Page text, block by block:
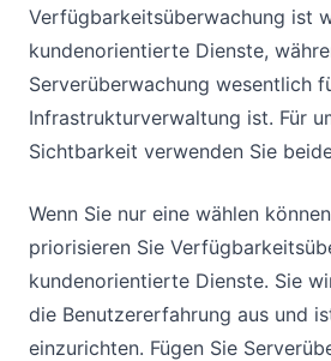
Verfügbarkeitsüberwachung ist
kundenorientierte Dienste,
Serverüberwachung wesentlich
Infrastrukturverwaltung ist. Für
Sichtbarkeit verwenden Sie
Wenn Sie nur eine wählen
priorisieren Sie
kundenorientierte Dienste. Sie
die Benutzererfahrung aus und
einzurichten. Fügen Sie